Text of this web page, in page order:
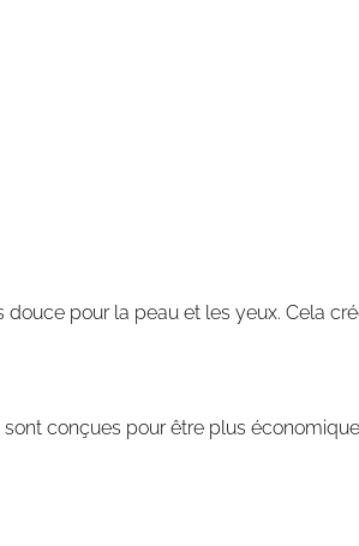
pour la peau et les yeux. Cela
conçues pour être plus